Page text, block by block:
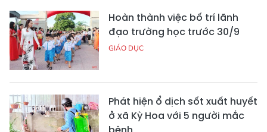
Hoàn thành việc bố trí lãnh
đạo trường học trước 30/9
GIÁO DỤC
Phát hiện ổ dịch sốt xuất huyết
ở xã Kỳ Hoa với 5 người mắc